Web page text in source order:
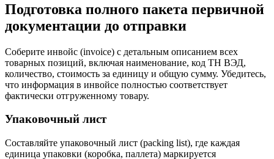
Подготовка полного пакета первичной
документации до отправки
Соберите инвойс (invoice) с детальным описанием всех
товарных позиций, включая наименование, код ТН ВЭД,
количество, стоимость за единицу и общую сумму. Убедитесь,
что информация в инвойсе полностью соответствует
фактически отгруженному товару.
Упаковочный лист
Составляйте упаковочный лист (packing list), где каждая
единица упаковки (коробка, паллета) маркируется